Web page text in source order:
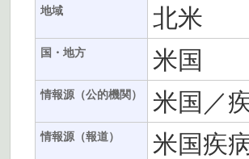
地域 北米
国・地方 米国
情報源（公的機関） 米国／
情報源（報道） 米国疾